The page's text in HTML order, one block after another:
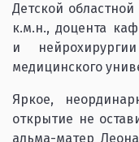
Детской
к.м.н., доцента
и
медицинского
Яркое,
открытие не
альма-матер